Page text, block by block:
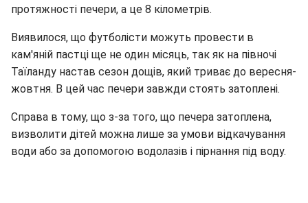
протяжності печери, а це 8 кілометрів.
Виявилося, що футболісти можуть провести в
кам'яній пастці ще не один місяць, так як на півночі
Таїланду настав сезон дощів, який триває до вересня-
жовтня. В цей час печери завжди стоять затоплені.
Справа в тому, що з-за того, що печера затоплена,
визволити дітей можна лише за умови відкачування
води або за допомогою водолазів і пірнання під воду.